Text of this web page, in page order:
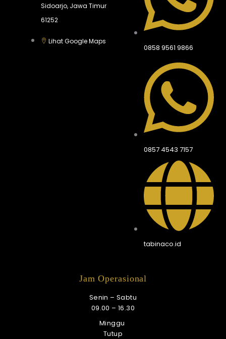
Sidoarjo, Jawa Timur
61252
Lihat Google Maps
0858 9561 9866
0857 4543 7157
tabinaco.id
Jam Operasional
Senin – Sabtu
09.00 – 16.30
Minggu
Tutup